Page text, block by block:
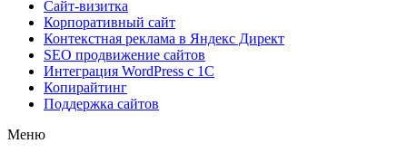
Сайт-визитка
Корпоративный сайт
Контекстная реклама в Яндекс Директ
SEO продвижение сайтов
Интеграция WordPress c 1C
Копирайтинг
Поддержка сайтов
Меню